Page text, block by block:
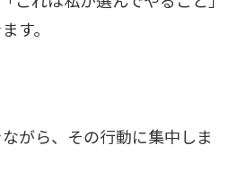
す。
がら、その行動に集中しま